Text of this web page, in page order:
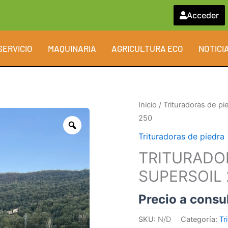
Acceder
MAQUINARIA AGRICULTURA ECO
Zoom
Inicio / Trituradoras de
250
Trituradoras de piedra
Precio a
SKU: N/D Categoría: